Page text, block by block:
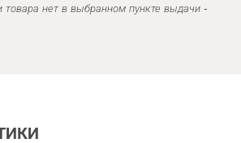
товара нет в выбранном пункте выдачи -